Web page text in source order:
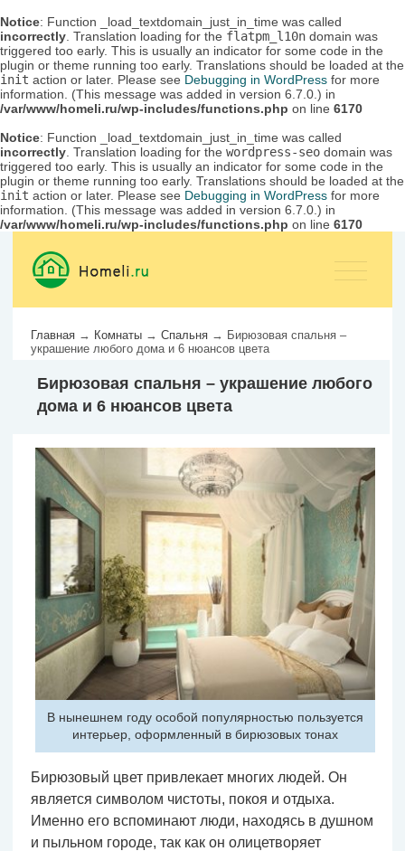
Notice: Function _load_textdomain_just_in_time was called
incorrectly . Translation loading for the flatpm_l10n domain was
triggered too early. This is usually an indicator for some code in the
plugin or theme running too early. Translations should be loaded at the
init action or later. Please see Debugging in WordPress for more
information. (This message was added in version 6.7.0.) in
/var/www/homeli.ru/wp-includes/functions.php on line 6170
Notice: Function _load_textdomain_just_in_time was called
incorrectly . Translation loading for the wordpress-seo domain was
triggered too early. This is usually an indicator for some code in the
plugin or theme running too early. Translations should be loaded at the
init action or later. Please see Debugging in WordPress for more
information. (This message was added in version 6.7.0.) in
/var/www/homeli.ru/wp-includes/functions.php on line 6170
Главная → Комнаты → Спальня → Бирюзовая спальня –
украшение любого дома и 6 нюансов цвета
Бирюзовая спальня – украшение любого
дома и 6 нюансов цвета
В нынешнем году особой популярностью пользуется
интерьер, оформленный в бирюзовых тонах
Бирюзовый цвет привлекает многих людей. Он
является символом чистоты, покоя и отдыха.
Именно его вспоминают люди, находясь в душном
и пыльном городе, так как он олицетворяет